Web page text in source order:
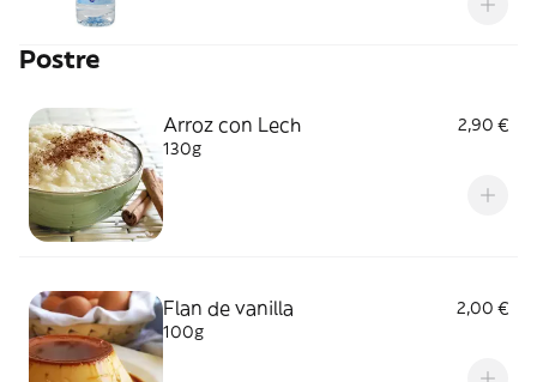
Postre
Arroz con Lech
2,90 €
130g
Flan de vanilla
2,00 €
100g